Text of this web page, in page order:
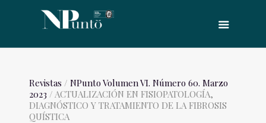
Revistas / NPunto Volumen VI. Número 60. Marzo
2023 / ACTUALIZACIÓN EN FISIOPATOLOGÍA,
DIAGNÓSTICO Y TRATAMIENTO DE LA FIBROSIS
QUÍSTICA